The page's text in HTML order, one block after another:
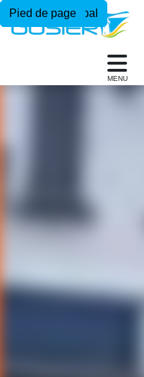
Menu principal
Contenu principal
Pied de page
MENU